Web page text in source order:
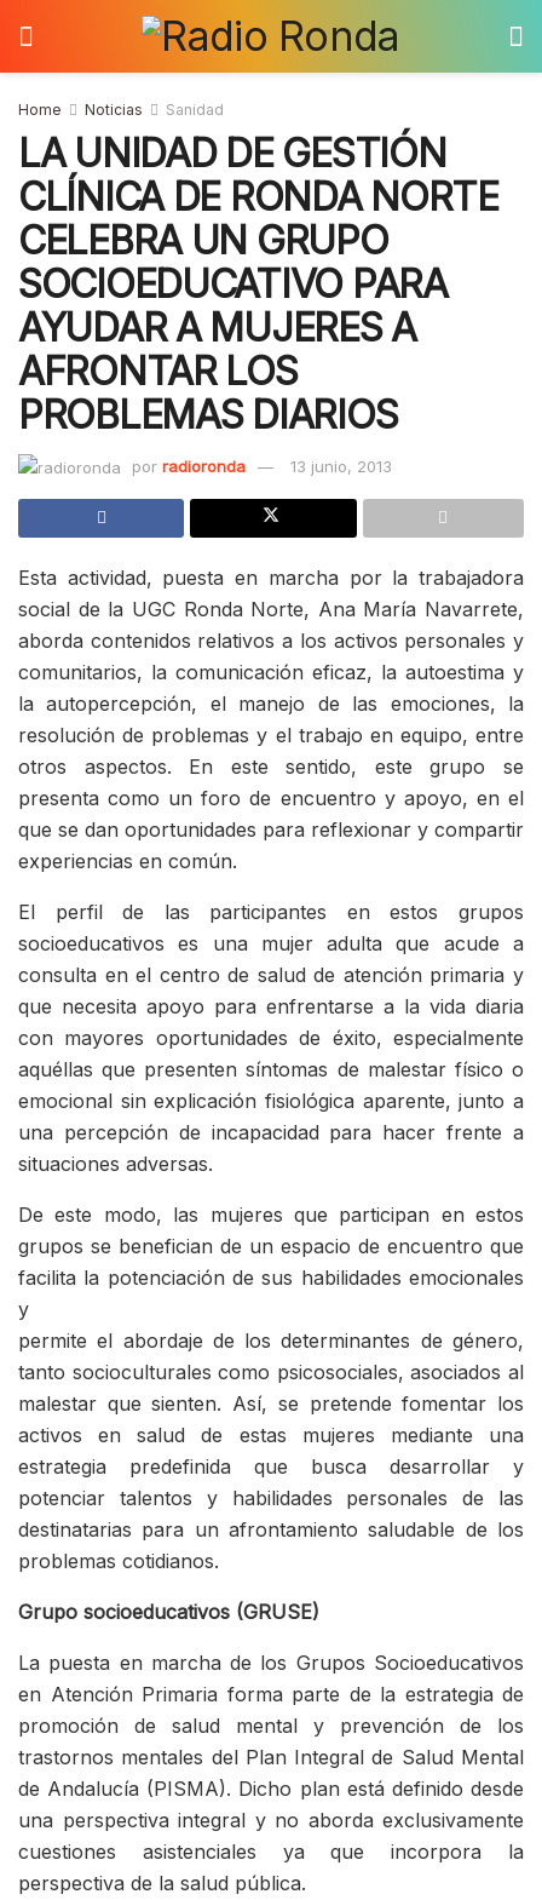
Home Noticias Sanidad
LA UNIDAD DE GESTIÓN
CLÍNICA DE RONDA NORTE
CELEBRA UN GRUPO
SOCIOEDUCATIVO PARA
AYUDAR A MUJERES A
AFRONTAR LOS
PROBLEMAS DIARIOS
por radioronda 13 junio, 2013
Esta actividad, puesta en marcha por la trabajadora
social de la UGC Ronda Norte, Ana María Navarrete,
aborda contenidos relativos a los activos personales y
comunitarios, la comunicación eficaz, la autoestima y
la autopercepción, el manejo de las emociones, la
resolución de problemas y el trabajo en equipo, entre
otros aspectos. En este sentido, este grupo se
presenta como un foro de encuentro y apoyo, en el
que se dan oportunidades para reflexionar y compartir
experiencias en común.
El perfil de las participantes en estos grupos
socioeducativos es una mujer adulta que acude a
consulta en el centro de salud de atención primaria y
que necesita apoyo para enfrentarse a la vida diaria
con mayores oportunidades de éxito, especialmente
aquéllas que presenten síntomas de malestar físico o
emocional sin explicación fisiológica aparente, junto a
una percepción de incapacidad para hacer frente a
situaciones adversas.
De este modo, las mujeres que participan en estos
grupos se benefician de un espacio de encuentro que
facilita la potenciación de sus habilidades emocionales
y
permite el abordaje de los determinantes de género,
tanto socioculturales como psicosociales, asociados al
malestar que sienten. Así, se pretende fomentar los
activos en salud de estas mujeres mediante una
estrategia predefinida que busca desarrollar y
potenciar talentos y habilidades personales de las
destinatarias para un afrontamiento saludable de los
problemas cotidianos.
Grupo socioeducativos (GRUSE)
La puesta en marcha de los Grupos Socioeducativos
en Atención Primaria forma parte de la estrategia de
promoción de salud mental y prevención de los
trastornos mentales del Plan Integral de Salud Mental
de Andalucía (PISMA). Dicho plan está definido desde
una perspectiva integral y no aborda exclusivamente
cuestiones asistenciales ya que incorpora la
perspectiva de la salud pública.